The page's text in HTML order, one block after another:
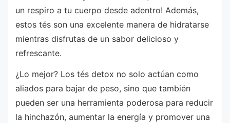
un respiro a tu cuerpo desde adentro! Además,
estos tés son una excelente manera de hidratarse
mientras disfrutas de un sabor delicioso y
refrescante.
¿Lo mejor? Los tés detox no solo actúan como
aliados para bajar de peso, sino que también
pueden ser una herramienta poderosa para reducir
la hinchazón, aumentar la energía y promover una